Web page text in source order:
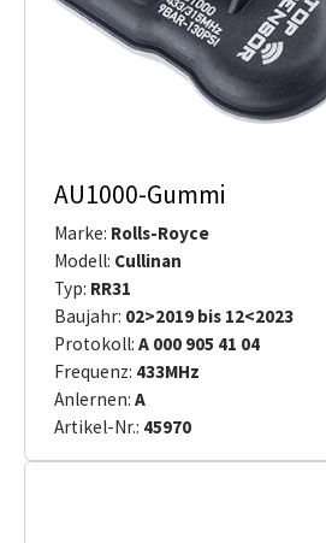
AU1000-Gummi
Marke: Rolls-Royce
Modell: Cullinan
Typ: RR31
Baujahr: 02>2019 bis 12<2023
Protokoll: A 000 905 41 04
Frequenz: 433MHz
Anlernen: A
Artikel-Nr.: 45970